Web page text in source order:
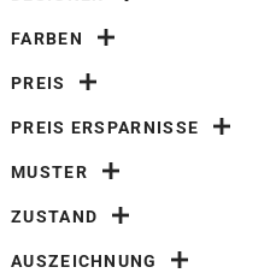
FARBEN
PREIS
PREIS ERSPARNISSE
MUSTER
ZUSTAND
AUSZEICHNUNG